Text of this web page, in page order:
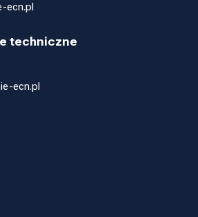
ecn.pl
techniczne
ecn.pl